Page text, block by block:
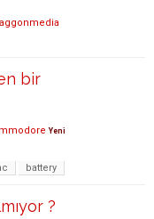
bir
Yeni
battery
?